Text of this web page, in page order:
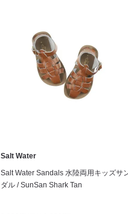
Salt Water
Salt Water Sandals 水陸両用キッズサ
ダル / SunSan Shark Tan